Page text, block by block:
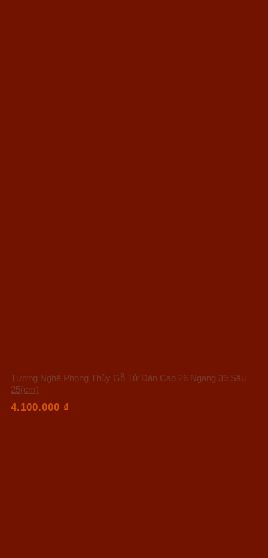
Tượng Nghê Phong Thủy Gỗ Tử Đàn Cao 26 Ngang 39 Sâu
25(cm)
4.100.000 ₫